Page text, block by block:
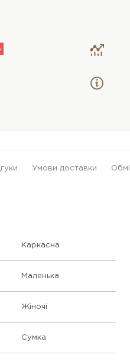
Умови доставки
Каркасна
Маленька
Жіночі
Сумка